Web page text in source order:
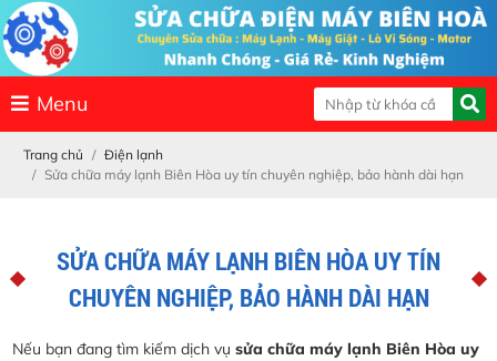
Menu
Trang chủ
Điện lạnh
Sửa chữa máy lạnh Biên Hòa uy tín chuyên nghiệp, bảo hành dài hạn
SỬA CHỮA MÁY LẠNH BIÊN HÒA UY TÍN
CHUYÊN NGHIỆP, BẢO HÀNH DÀI HẠN
Nếu bạn đang tìm kiếm dịch vụsửa chữa máy lạnh Biên Hòa uy